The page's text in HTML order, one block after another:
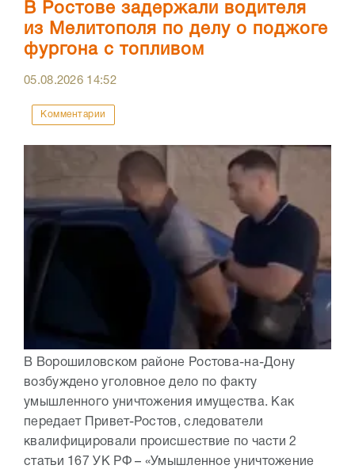
В Ростове задержали водителя
из Мелитополя по делу о поджоге
фургона с топливом
05.08.2026 14:52
Комментарии
В Ворошиловском районе Ростова-на-Дону
возбуждено уголовное дело по факту
умышленного уничтожения имущества. Как
передает Привет-Ростов, следователи
квалифицировали происшествие по части 2
статьи 167 УК РФ – «Умышленное уничтожение